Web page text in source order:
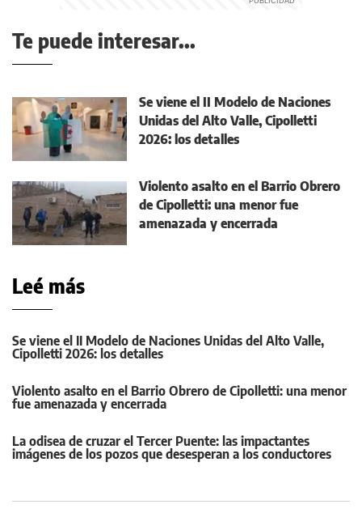
Te puede interesar...
Se viene el II Modelo de Naciones
Unidas del Alto Valle, Cipolletti
2026: los detalles
Violento asalto en el Barrio Obrero
de Cipolletti: una menor fue
amenazada y encerrada
Leé más
Se viene el II Modelo de Naciones Unidas del Alto Valle,
Cipolletti 2026: los detalles
Violento asalto en el Barrio Obrero de Cipolletti: una menor
fue amenazada y encerrada
La odisea de cruzar el Tercer Puente: las impactantes
imágenes de los pozos que desesperan a los conductores